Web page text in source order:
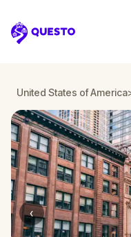
Questo
United States of America
‹